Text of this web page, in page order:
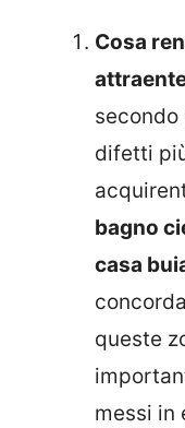
Cosa
secondo
difetti
bagno
casa
queste
messi in